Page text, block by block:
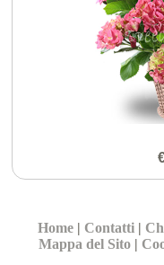
Home | Contatti |
Mappa del Sito |